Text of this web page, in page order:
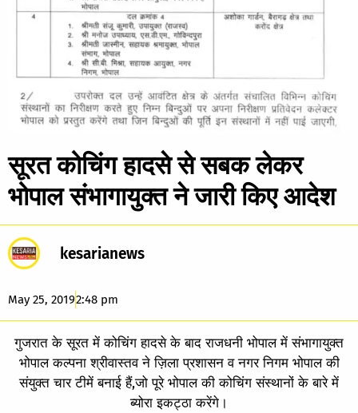
सूरत कोचिंग हादसे से सबक लेकर
भोपाल संभागायुक्त ने जारी किए आदेश
kesarianews
May 25, 20192:48 pm
गुजरात के सूरत में कोचिंग हादसे के बाद राजधनी भोपाल में संभागायुक्त
भोपाल कल्पना श्रीवास्तव ने ज़िला प्रशासन व नगर निगम भोपाल की
संयुक्त चार टीमें बनाई हैं,जो पूरे भोपाल की कोचिंग संस्थानों के बारे में
ब्योरा इकट्ठा करेंगे।